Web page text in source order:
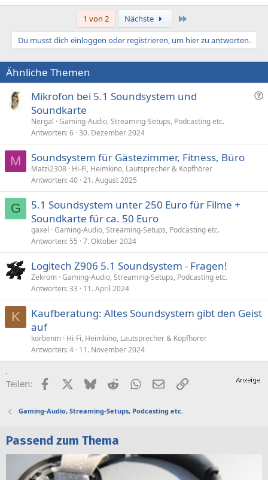
1 von 2 Nächste
Du musst dich einloggen oder registrieren, um hier zu antworten.
Ähnliche Themen
F
e
Mikrofon bei 5.1 Soundsystem und
Soundkarte
Nergal Gaming-Audio, Streaming-Setups, Podcasting etc.
Antworten 6 30. Dezember 2024
M Soundsystem für Gästezimmer, Fitness, Büro
Matzi2308 Hi-Fi, Heimkino, Lautsprecher & Kopfhörer
Antworten 40 21. August 2025
G
5.1 Soundsystem unter 250 Euro für Filme +
Soundkarte für ca. 50 Euro
gaxel Gaming-Audio, Streaming-Setups, Podcasting etc.
Antworten 55 7. Oktober 2024
Logitech Z906 5.1 Soundsystem - Fragen!
Zekrom Gaming-Audio, Streaming-Setups, Podcasting etc.
Antworten 33 11. April 2024
K
Kaufberatung: Altes Soundsystem gibt den Geist
auf
korbenm Hi-Fi, Heimkino, Lautsprecher & Kopfhörer
Antworten 4 11. November 2024
Teilen: FacebookX (Twitter)
BlueskyRedditWhatsApp
E-MailLink
Gaming-Audio, Streaming-Setups, Podcasting etc.
Passend zum Thema